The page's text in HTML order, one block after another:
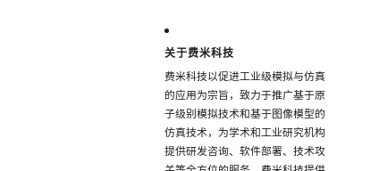
关于费米科技
费米科技以促进工业级模拟与仿真
的应用为宗旨，致力于推广基于原
子级别模拟技术和基于图像模型的
仿真技术，为学术和工业研究机构
提供研发咨询、软件部署、技术攻